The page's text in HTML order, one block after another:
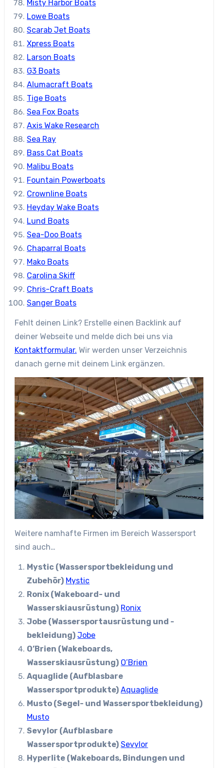
Misty Harbor Boats
Lowe Boats
Scarab Jet Boats
Xpress Boats
Larson Boats
G3 Boats
Alumacraft Boats
Tige Boats
Sea Fox Boats
Axis Wake Research
Sea Ray
Bass Cat Boats
Malibu Boats
Fountain Powerboats
Crownline Boats
Heyday Wake Boats
Lund Boats
Sea-Doo Boats
Chaparral Boats
Mako Boats
Carolina Skiff
Chris-Craft Boats
Sanger Boats
Fehlt deinen Link? Erstelle einen Backlink auf
deiner Webseite und melde dich bei uns via
Kontaktformular. Wir werden unser Verzeichnis
danach gerne mit deinem Link ergänzen.
Weitere namhafte Firmen im Bereich Wassersport
sind auch…
Mystic (Wassersportbekleidung und
Zubehör) Mystic
Ronix (Wakeboard- und
Wasserskiausrüstung) Ronix
Jobe (Wassersportausrüstung und -
bekleidung) Jobe
O’Brien (Wakeboards,
Wasserskiausrüstung) O’Brien
Aquaglide (Aufblasbare
Wassersportprodukte) Aquaglide
Musto (Segel- und Wassersportbekleidung)
Musto
Sevylor (Aufblasbare
Wassersportprodukte) Sevylor
Hyperlite (Wakeboards, Bindungen und